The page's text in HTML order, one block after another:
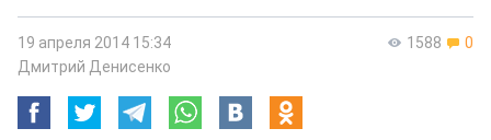
1588 0
19 апреля 2014 15:34
Дмитрий Денисенко